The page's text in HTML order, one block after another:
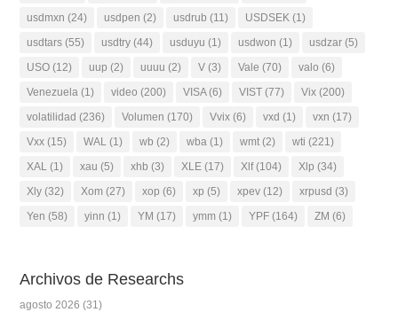
usdmxn (24) usdpen (2) usdrub (11) USDSEK (1)
usdtars (55) usdtry (44) usduyu (1) usdwon (1) usdzar (5)
USO (12) uup (2) uuuu (2) V (3) Vale (70) valo (6)
Venezuela (1) video (200) VISA(6) VIST (77) Vix (200)
volatilidad (236) Volumen (170) Vvix (6) vxd (1) vxn (17)
Vxx (15) WAL (1) wb (2) wba (1) wmt (2) wti (221)
XAL (1) xau (5) xhb (3) XLE (17) Xlf(104) Xlp (34)
Xly (32) Xom (27) xop (6) xp (5) xpev (12) xrpusd (3)
Yen (58) yinn (1) YM (17) ymm (1) YPF (164) ZM (6)
Archivos de Researchs
agosto 2026 (31)